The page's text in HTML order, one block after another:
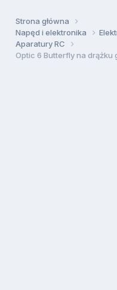
Strona główna
Napęd i elektronika
Aparatury RC
Optic 6 Butterfly na drążku